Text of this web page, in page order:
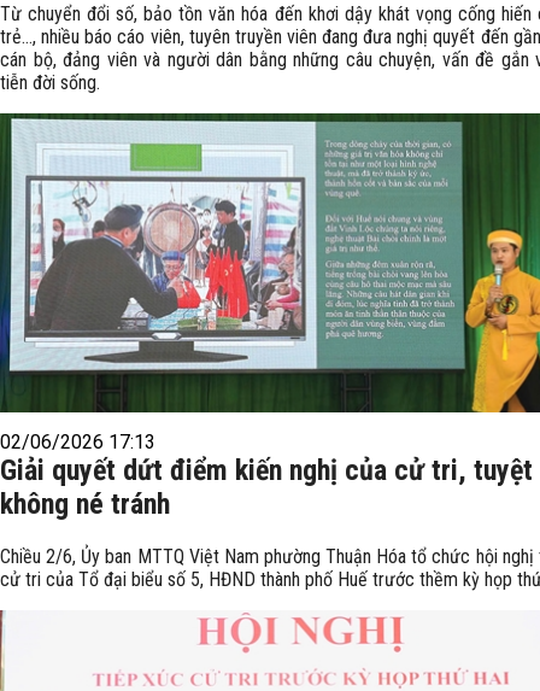
Từ chuyển đổi số, bảo tồn văn hóa đến khơi dậy khát vọng cống hiến
trẻ…, nhiều báo cáo viên, tuyên truyền viên đang đưa nghị quyết đến
cán bộ, đảng viên và người dân bằng những câu chuyện, vấn đề gắn
tiễn đời sống.
02/06/2026 17:13
Giải quyết dứt điểm kiến nghị của cử tri,
không né tránh
Chiều 2/6, Ủy ban MTTQ Việt Nam phường Thuận Hóa tổ chức hội
cử tri của Tổ đại biểu số 5, HĐND thành phố Huế trước thềm kỳ họp